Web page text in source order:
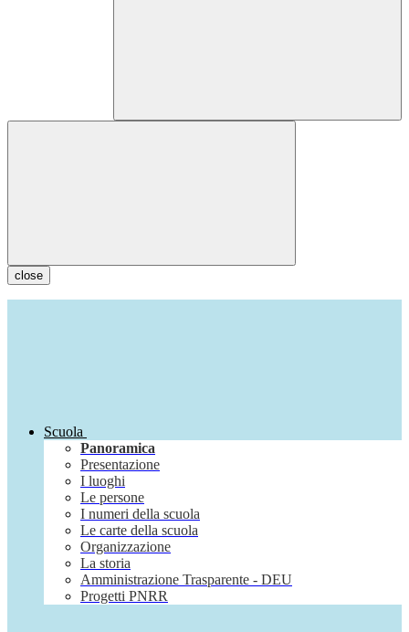
close
Scuola
Panoramica
Presentazione
I luoghi
Le persone
I numeri della scuola
Le carte della scuola
Organizzazione
La storia
Amministrazione Trasparente - DEU
Progetti PNRR